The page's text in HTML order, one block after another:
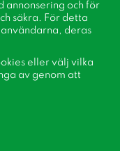
annonsering och för
säkra. För detta
deras
eller välj vilka
av genom att